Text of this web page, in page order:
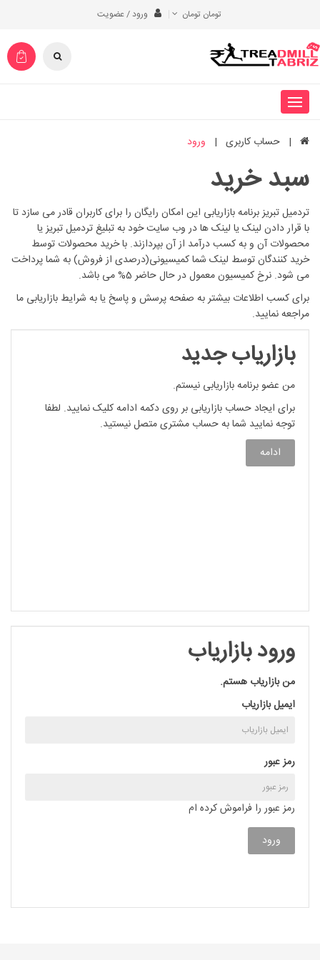
ورود /عضویت تومان تومان
حساب کاربری ورود
سبد خرید
تردمیل تبریز برنامه بازاریابی این امکان رایگان را برای کاربران قادر می سازد تا
با قرار دادن لینک یا لینک ها در وب سایت خود به تبلیغ تردمیل تبریز یا
محصولات آن و به کسب درآمد از آن بپردازند. با خرید محصولات توسط
خرید کنندگان توسط لینک شما کمیسیونی(درصدی از فروش) به شما پرداخت
می شود. نرخ کمیسیون معمول در حال حاضر 5% می باشد.
برای کسب اطلاعات بیشتر به صفحه پرسش و پاسخ یا به شرایط بازاریابی ما
مراجعه نمایید.
بازاریاب جدید
من عضو برنامه بازاریابی نیستم.
برای ایجاد حساب بازاریابی بر روی دکمه ادامه کلیک نمایید. لطفا
توجه نمایید شما به حساب مشتری متصل نیستید.
ادامه
ورود بازاریاب
من بازاریاب هستم.
ایمیل بازاریاب
رمز عبور
رمز عبور را فراموش کرده ام